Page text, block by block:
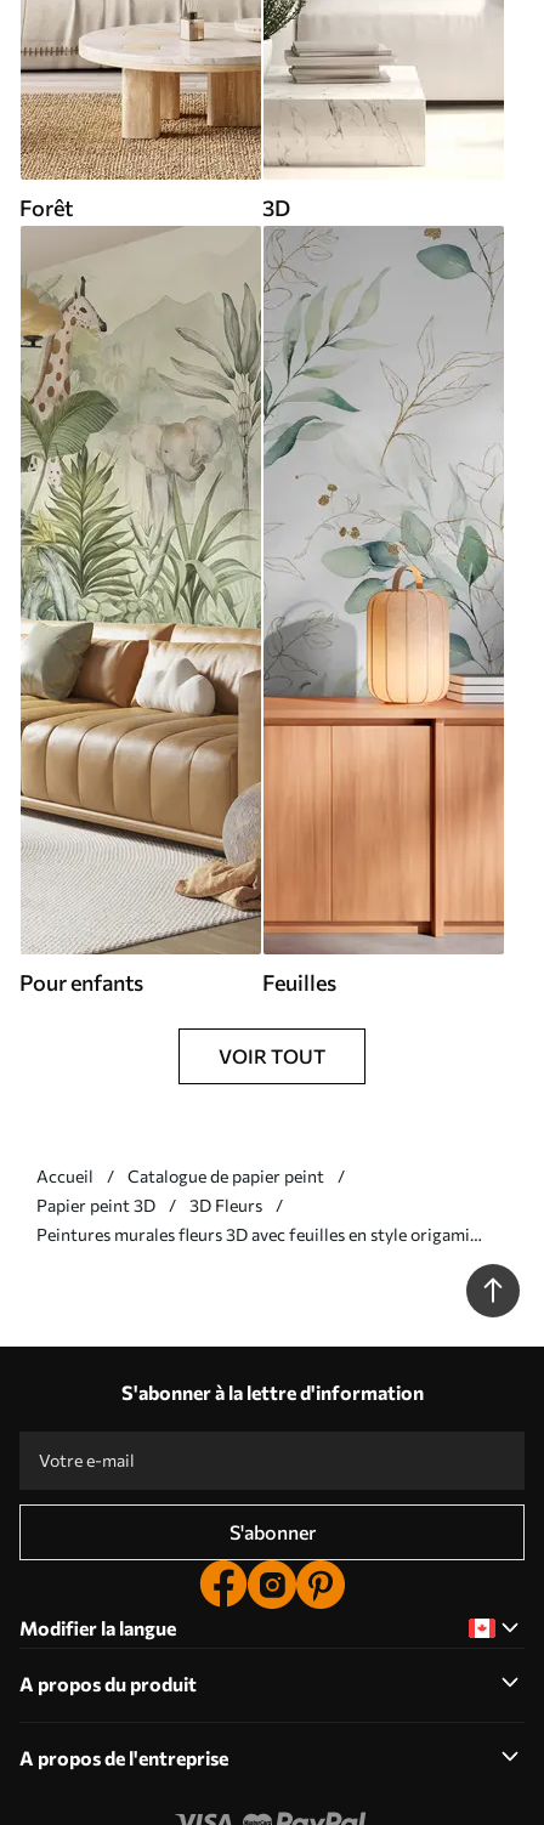
Forêt 3D
Pour enfants Feuilles
VOIR TOUT
Accueil
Catalogue de papier peint
Papier peint 3D
3D Fleurs
Peintures murales fleurs 3D avec feuilles en style origami
S'abonner à la lettre d'information
S'abonner
Modifier la langue
A propos du produit
A propos de l'entreprise